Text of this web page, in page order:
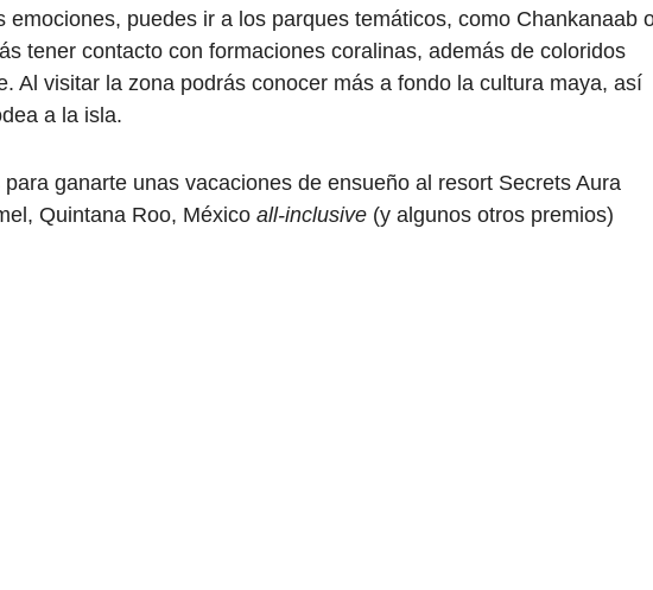
emociones, puedes ir a los parques temáticos, como Chankanaab
tener contacto con formaciones coralinas, además de coloridos
Al visitar la zona podrás conocer más a fondo la cultura maya, así
a la isla.
ganarte unas vacaciones de ensueño al resort Secrets Aura
Quintana Roo, México all-inclusive (y algunos otros premios)